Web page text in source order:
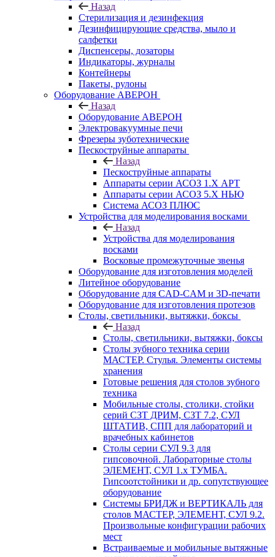
Назад
Стерилизация и дезинфекция
Дезинфицирующие средства, мыло и
салфетки
Диспенсеры, дозаторы
Индикаторы, журналы
Контейнеры
Пакеты, рулоны
Оборудование АВЕРОН
Назад
Оборудование АВЕРОН
Электровакуумные печи
Фрезеры зуботехнические
Пескоструйные аппараты
Назад
Пескоструйные аппараты
Аппараты серии АСОЗ 1.Х АРТ
Аппараты серии АСОЗ 5.Х НЬЮ
Система АСОЗ ПЛЮС
Устройства для моделирования восками
Назад
Устройства для моделирования
восками
Восковые промежуточные звенья
Оборудование для изготовления моделей
Литейное оборудование
Оборудование для CAD-CAM и 3D-печати
Оборудование для изготовления протезов
Cтолы, светильники, вытяжки, боксы
Назад
Cтолы, светильники, вытяжки, боксы
Столы зубного техника серии
МАСТЕР. Стулья. Элементы системы
хранения
Готовые решения для столов зубного
техника
Мобильные столы, столики, стойки
серий СЗТ ДРИМ, СЗТ 7.2, СУЛ
ШТАТИВ, СПП для лабораторий и
врачебных кабинетов
Столы серии СУЛ 9.3 для
гипсовочной. Лабораторные столы
ЭЛЕМЕНТ, СУЛ 1.х ТУМБА.
Гипсоотстойники и др. сопутствующее
оборудование
Системы БРИДЖ и ВЕРТИКАЛЬ для
столов МАСТЕР, ЭЛЕМЕНТ, СУЛ 9.2.
Произвольные конфигурации рабочих
мест
Встраиваемые и мобильные вытяжные